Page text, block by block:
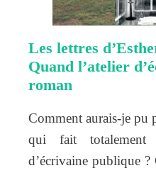
Les lettres
Quand l’atelier
roman
Comment aurais-je pu
qui fait
d’écrivaine publique ?